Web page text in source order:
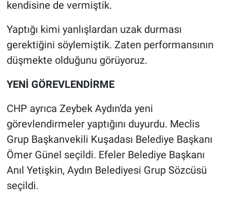
kendisine de vermiştik.
Yaptığı kimi yanlışlardan uzak durması
gerektiğini söylemiştik. Zaten performansının
düşmekte olduğunu görüyoruz.
YENİ GÖREVLENDİRME
CHP ayrıca Zeybek Aydın'da yeni
görevlendirmeler yaptığını duyurdu. Meclis
Grup Başkanvekili Kuşadası Belediye Başkanı
Ömer Günel seçildi. Efeler Belediye Başkanı
Anıl Yetişkin, Aydın Belediyesi Grup Sözcüsü
seçildi.